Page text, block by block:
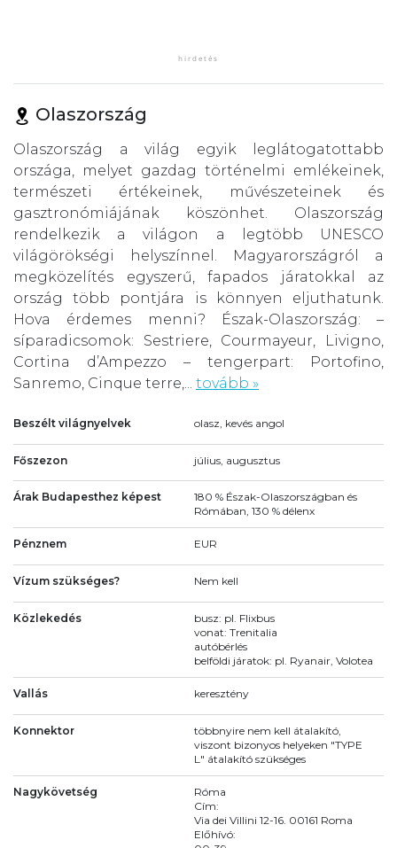
Olaszország
Olaszország a világ egyik leglátogatottabb
országa, melyet gazdag történelmi emlékeinek,
természeti értékeinek, művészeteinek és
gasztronómiájának köszönhet. Olaszország
rendelkezik a világon a legtöbb UNESCO
világörökségi helyszínnel. Magyarországról a
megközelítés egyszerű, fapados járatokkal az
ország több pontjára is könnyen eljuthatunk.
Hova érdemes menni? Észak-Olaszország: –
síparadicsomok: Sestriere, Courmayeur, Livigno,
Cortina d’Ampezzo – tengerpart: Portofino,
Sanremo, Cinque terre,... tovább »
Beszélt világnyelvek olasz, kevés angol
Főszezon július, augusztus
Árak Budapesthez képest
180 % Észak-Olaszországban és
Rómában, 130 % délenx
Pénznem EUR
Vízum szükséges? Nem kell
Közlekedés
busz: pl. Flixbus
vonat: Trenitalia
autóbérlés
belföldi járatok: pl. Ryanair, Volotea
Vallás keresztény
Konnektor
többnyire nem kell átalakító,
viszont bizonyos helyeken "TYPE
L" átalakító szükséges
Nagykövetség
Róma
Cím:
Via dei Villini 12-16. 00161 Roma
Előhívó: